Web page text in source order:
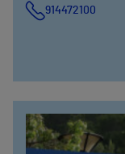
914472100